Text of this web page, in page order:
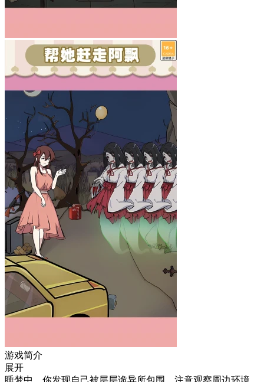
游戏简介
展开
睡梦中，你发现自己被层层诡异所包围，注意观察周边环境，